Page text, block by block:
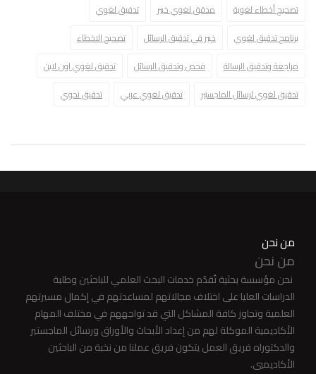
تصحيح أخطاء لغوية
مدقق لغوي خبير
تدقيق لغوي
برنامج تدقيق لغوي
خبير في تدقيق الرسائل
تصحيح الاخطاء
مراجعة وتدقيق الرسالة
فحص وتدقيق الرسائل
تدقيق لغوي اون لاين
تدقيق لغوي لرسائل الماجستير
تدقيق لغوي عربي تدقيق نحوي
من نحن
من نحن
نحن مؤسسة بحثية تُقدّم خدمات البحث العلمي للباحثين وطلبة
الدراسات العليا على اختلاف مجالاتهم لمساعدتهم في إكمال مسيرتهم
العلمية وتجاوز كافة المشاكل التي قد تواجههم في مختلف المهام
الأكاديمية الموكلة لهم من إعداد الأبحاث والأوراق ورسائل الماجستير
والدكتوراه فريق العمل يتكون فريق عملنا من نخبة من الباحثين
الأكاديميي.